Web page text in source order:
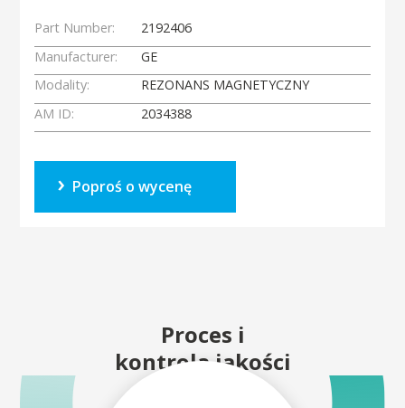
Part Number:
2192406
Manufacturer:
GE
Modality:
REZONANS MAGNETYCZNY
AM ID:
2034388
Poproś o wycenę
Proces i
kontrola jakości